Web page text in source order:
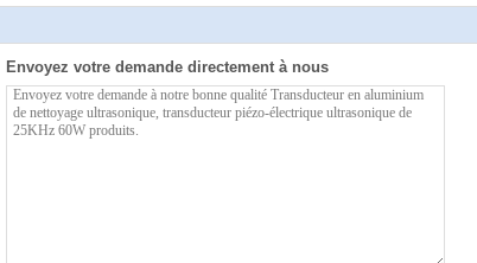
Envoyez votre demande directement à nous